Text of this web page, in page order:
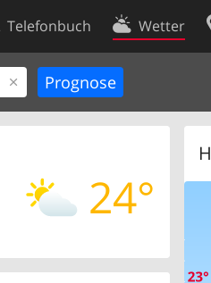
Telefonbuch Wetter
24°
Kontakt